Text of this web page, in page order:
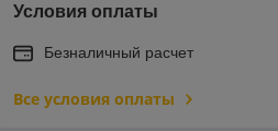
Условия оплаты
Безналичный расчет
Все условия оплаты